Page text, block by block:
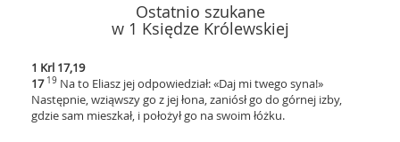
Ostatnio szukane
w 1 Księdze Królewskiej
1 Krl 17,19
1719 Na to Eliasz jej odpowiedział: «Daj mi twego syna!»
Następnie, wziąwszy go z jej łona, zaniósł go do górnej izby,
gdzie sam mieszkał, i położył go na swoim łóżku.